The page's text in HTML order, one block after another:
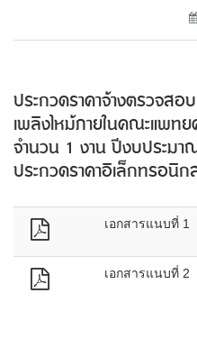
ประกวดราคาจ้างตรวจส
เพลิงไหม้ภายในคณะแพท
จำนวน 1 งาน ปีงบประม
ประกวดราคาอิเล็กทรอนิ
เอกสารแนบที่ 1
เอกสารแนบที่ 2